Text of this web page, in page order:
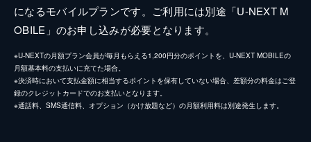
になるモバイルプランです。ご利用には別途「U-NEXT M
OBILE」のお申し込みが必要となります。
※U-NEXTの月額プラン会員が毎月もらえる1,200円分のポイントを、U-NEXT MOBILEの
月額基本料の支払いに充てた場合。
※決済時において支払金額に相当するポイントを保有していない場合、差額分の料金はご登
録のクレジットカードでのお支払いとなります。
※通話料、SMS通信料、オプション（かけ放題など）の月額利用料は別途発生します。